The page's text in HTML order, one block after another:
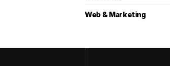
Web & Marketing